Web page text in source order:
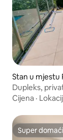
Stan u mjestu
Dupleks,
Cijena ·
Super
Super